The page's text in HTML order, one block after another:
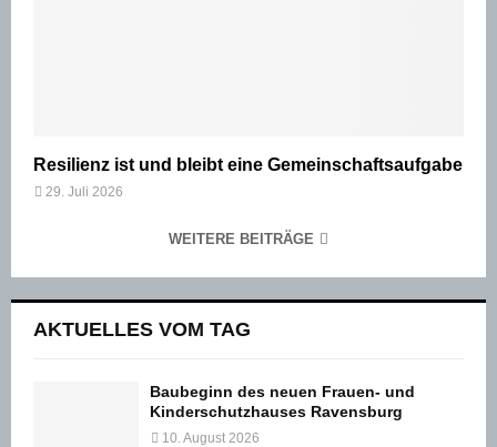
Resilienz ist und bleibt eine Gemeinschaftsaufgabe
29. Juli 2026
WEITERE BEITRÄGE
AKTUELLES VOM TAG
Baubeginn des neuen Frauen- und
Kinderschutzhauses Ravensburg
10. August 2026